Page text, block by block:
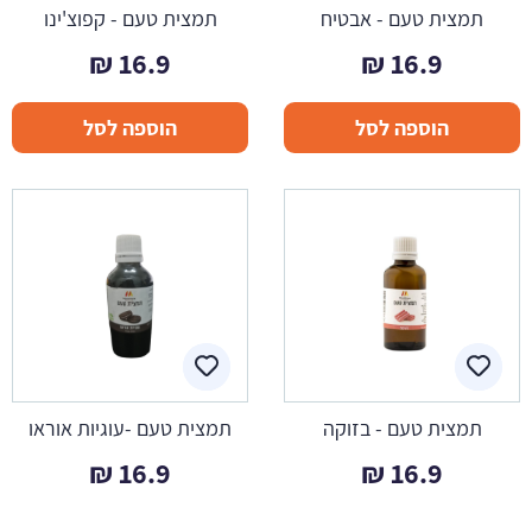
תמצית טעם - אבטיח
16.9
₪
הוספה לסל
תמצית טעם - קפוצ'ינו
16.9
₪
הוספה לסל
תמצית טעם - בזוקה
16.9
₪
תמצית טעם -עוגיות אוראו
16.9
₪